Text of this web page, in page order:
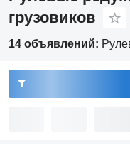
грузовиков
14 объявлений: